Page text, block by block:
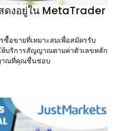
งอยู่ใน MetaTrader
อขายที่เหมาะสมเพื่อสมัครรับ
บริการสัญญาณตามค่าตัวเลขหลัก
าณที่คุณชื่นชอบ